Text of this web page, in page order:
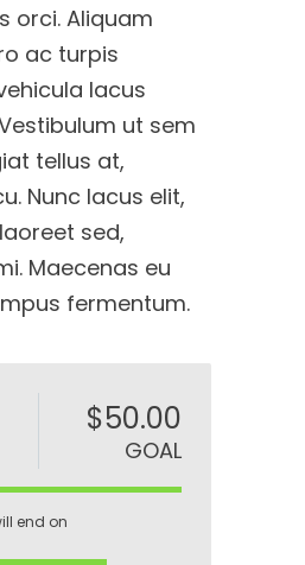
orci. Aliquam
ac turpis
lacus
ut sem
tellus at,
Nunc lacus elit,
sed,
Maecenas eu
fermentum.
$50.00
GOAL
end on